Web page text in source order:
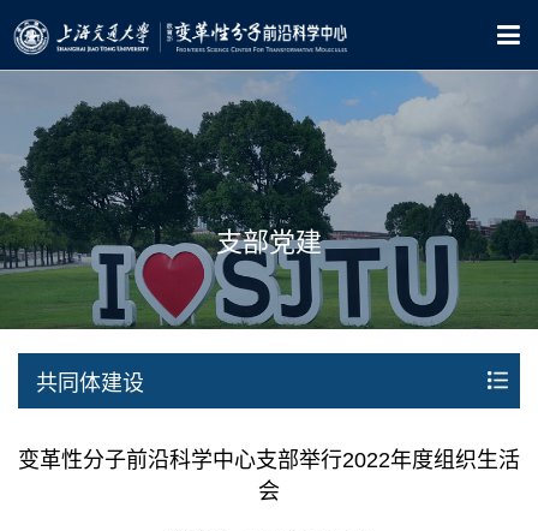
支部党建
共同体建设
变革性分子前沿科学中心支部举行2022年度组织生活
会